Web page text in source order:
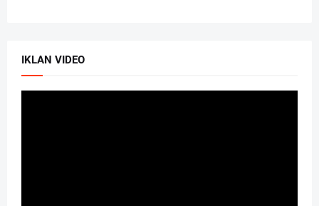
IKLAN VIDEO